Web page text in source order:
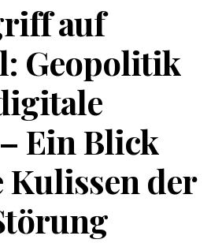
auf
Geopolitik
Ein Blick
der